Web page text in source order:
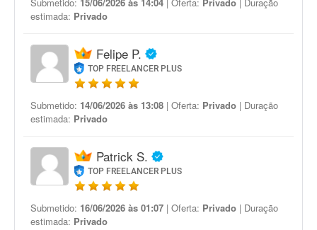
estimada: Privado
Felipe P.
TOP FREELANCER PLUS
Submetido: 14/06/2026 às 13:08 | Oferta: Privado | Duração
estimada: Privado
Patrick S.
TOP FREELANCER PLUS
Submetido: 16/06/2026 às 01:07 | Oferta: Privado | Duração
estimada: Privado